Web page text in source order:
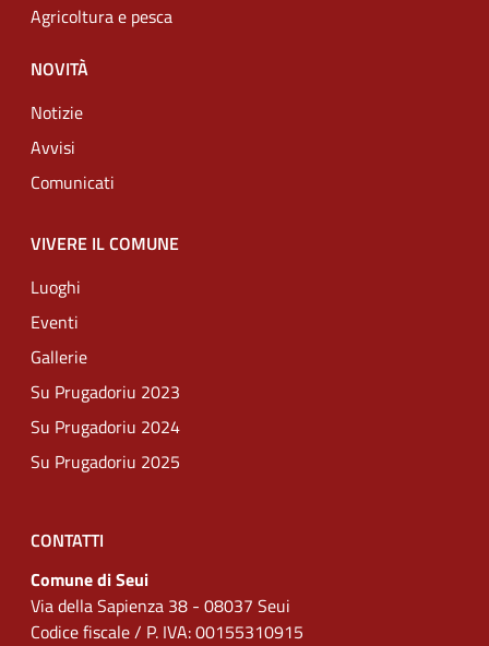
Agricoltura e pesca
NOVITÀ
Notizie
Avvisi
Comunicati
VIVERE IL COMUNE
Luoghi
Eventi
Gallerie
Su Prugadoriu 2023
Su Prugadoriu 2024
Su Prugadoriu 2025
CONTATTI
Comune di Seui
Via della Sapienza 38 - 08037 Seui
Codice fiscale / P. IVA: 00155310915